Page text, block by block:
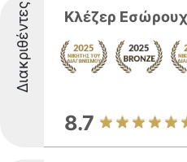
Διακριθέντες Κλέζερ
8.7